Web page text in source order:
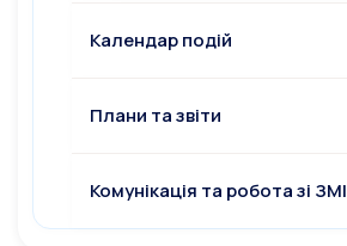
Календар подій
Плани та звіти
Комунікація та робота зі ЗМІ